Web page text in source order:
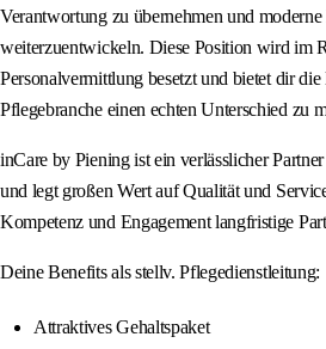
Verantwortung zu übernehmen und moderne
weiterzuentwickeln. Diese Position wird im
Personalvermittlung besetzt und bietet dir
Pflegebranche einen echten Unterschied zu
inCare by Piening ist ein verlässlicher
und legt großen Wert auf Qualität und
Kompetenz und Engagement langfristige
Deine Benefits als stellv. Pflegedienstleitung:
Attraktives Gehaltspaket